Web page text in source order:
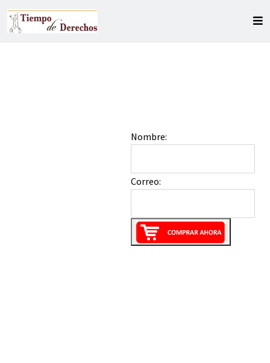
Nombre:
Correo: